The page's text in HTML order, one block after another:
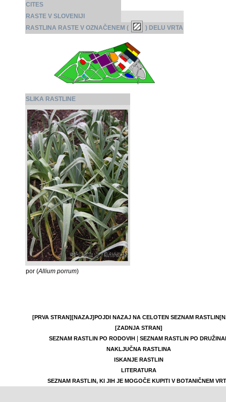
CITES
RASTE V SLOVENIJI
RASTLINA RASTE V OZNAČENEM (
) DELU VRTA
SLIKA RASTLINE
por (Allium porrum)
[PRVA STRAN][NAZAJ]POJDI NAZAJ NA CELOTEN SEZNAM RASTLIN
[ZADNJA STRAN]
SEZNAM RASTLIN PO RODOVIH|
SEZNAM RASTLIN PO
NAKLJUČNA RASTLINA
ISKANJE RASTLIN
LITERATURA
SEZNAM RASTLIN, KI JIH JE MOGOČE KUPITI V BOTANIČNEM